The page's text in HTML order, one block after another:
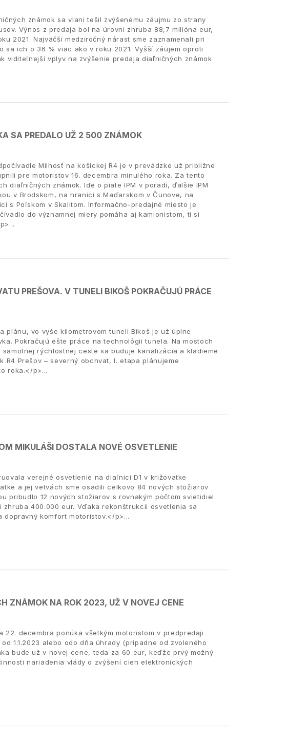
známok sa vlani tešil zvýšenému záujmu zo strany
Výnos z predaja bol na úrovni zhruba 88,7 milióna eur,
2021. Najväčší medziročný nárast sme zaznamenali pri
sa ich o 36 % viac ako v roku 2021. Vyšší záujem oproti
viditeľnejší vplyv na zvýšenie predaja diaľničných známok
SA PREDALO UŽ 2 500 ZNÁMOK
Milhosť na košickej R4 je v prevádzke už približne
pre motoristov 16. decembra minulého roka. Za tento
diaľničných známok. Ide o piate IPM v poradí, ďalšie IPM
v Brodskom, na hranici s Maďarskom v Čunove, na
s Poľskom v Skalitom. Informačno-predajné miesto je
do významnej miery pomáha aj kamionistom, tí si
PREŠOVA. V TUNELI BIKOŠ POKRAČUJÚ PRÁCE
plánu, vo vyše kilometrovom tuneli Bikoš je už úplne
Pokračujú ešte práce na technológii tunela. Na mostoch
rýchlostnej ceste sa buduje kanalizácia a kladieme
R4 Prešov – severný obchvat, I. etapa plánujeme
roka.</p>
MIKULÁŠI DOSTALA NOVÉ OSVETLENIE
verejné osvetlenie na diaľnici D1 v križovatke
a jej vetvách sme osadili celkovo 84 nových stožiarov
pribudlo 12 nových stožiarov s rovnakým počtom svietidiel.
400.000 eur. Vďaka rekonštrukcii osvetlenia sa
komfort motoristov.</p>
ZNÁMOK NA ROK 2023, UŽ V NOVEJ CENE
decembra ponúka všetkým motoristom v predpredaji
1.1.2023 alebo odo dňa úhrady (prípadne od zvoleného
bude už v novej cene, teda za 60 eur, keďže prvý možný
nariadenia vlády o zvýšení cien elektronických